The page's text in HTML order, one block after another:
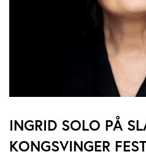
INGRID SOLO PÅ
KONGSVINGER